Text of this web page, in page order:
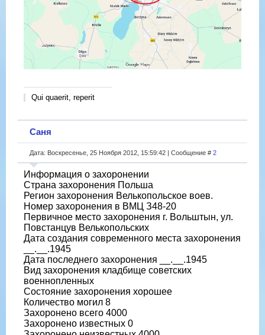
Qui quaerit, reperit
Саня
Дата: Воскресенье, 25 Ноября 2012, 15:59:42 | Сообщение # 2
Информация о захоронении
Страна захоронения Польша
Регион захоронения Велькопольское воев.
Номер захоронения в ВМЦ З48-20
Первичное место захоронения г. Вольштын, ул.
Повстанцув Велькопольских
Дата создания современного места захоронения
__.__.1945
Дата последнего захоронения __.__.1945
Вид захоронения кладбище советских
военнопленных
Состояние захоронения хорошее
Количество могил 8
Захоронено всего 4000
Захоронено известных 0